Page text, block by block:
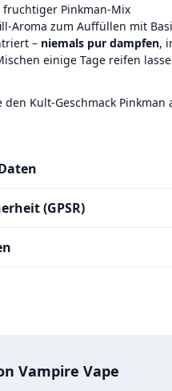
fruchtiger Pinkman-Mix
Aroma zum Auffüllen mit
– niemals pur dampfen,
einige Tage reifen
Kult-Geschmack
(GPSR)
Vampire Vape